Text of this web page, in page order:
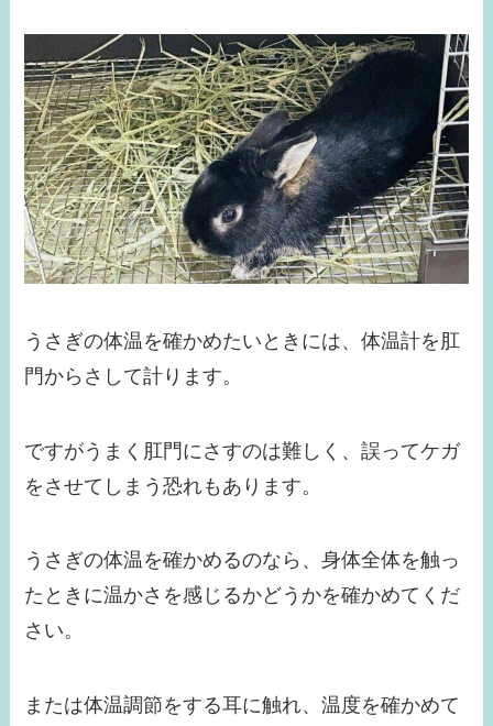
うさぎの体温を確かめたいときには、体温計を肛
門からさして計ります。
ですがうまく肛門にさすのは難しく、誤ってケガ
をさせてしまう恐れもあります。
うさぎの体温を確かめるのなら、身体全体を触っ
たときに温かさを感じるかどうかを確かめてくだ
さい。
または体温調節をする耳に触れ、温度を確かめて